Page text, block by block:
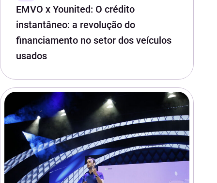
EMVO x Younited: O crédito
instantâneo: a revolução do
financiamento no setor dos veículos
usados